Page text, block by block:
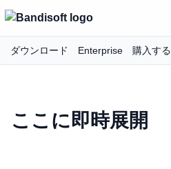
ダウンロード Enterprise 購入する
ここに即時展開